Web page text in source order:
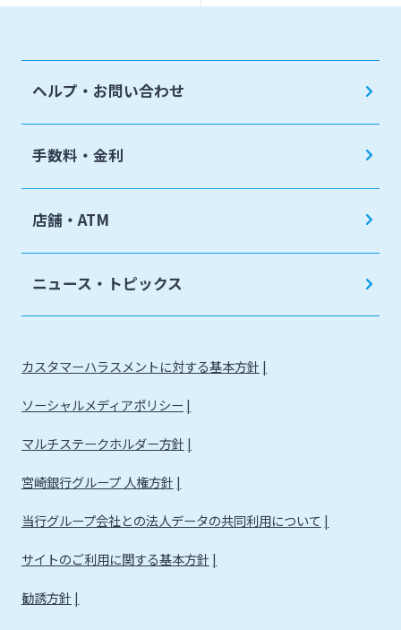
ヘルプ・お問い合わせ
手数料・金利
店舗・ATM
ニュース・トピックス
カスタマーハラスメントに対する基本方針
ソーシャルメディアポリシー
マルチステークホルダー方針
宮崎銀行グループ 人権方針
当行グループ会社との法人データの共同利用について
サイトのご利用に関する基本方針
勧誘方針